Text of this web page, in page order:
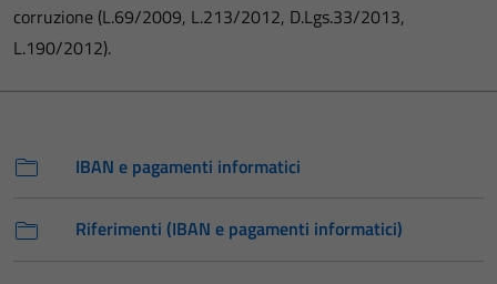
corruzione (L.69/2009, L.213/2012, D.Lgs.33/2013,
L.190/2012).
IBAN e pagamenti informatici
Riferimenti (IBAN e pagamenti informatici)